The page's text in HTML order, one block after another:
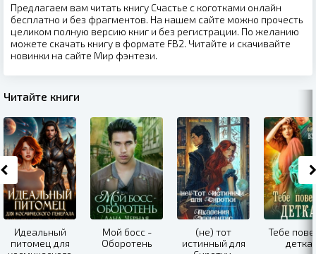
Предлагаем вам читать книгу Счастье с коготками онлайн
бесплатно и без фрагментов. На нашем сайте можно прочесть
целиком полную версию книг и без регистрации. По желанию
можете скачать книгу в формате FB2. Читайте и скачивайте
новинки на сайте Мир фэнтези.
Читайте книги
Идеальный
питомец для
Мой босс -
Оборотень
(не) тот
истинный для
Тебе
детка!